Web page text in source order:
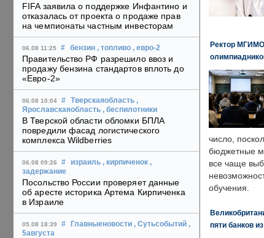
FIFA заявила о поддержке Инфантино и
отказалась от проекта о продаже прав
на чемпионаты частным инвесторам
06.08 11:25 # бензин , топливо , евро-2
Правительство РФ разрешило ввоз и
продажу бензина стандартов вплоть до
«Евро-2»
06.08 10:04 # Тверскаяобласть ,
Ярославскаяобласть , беспилотники
В Тверской области обломки БПЛА
повредили фасад логистического
комплекса Wildberries
06.08 09:26 # израиль , кирпиченок ,
задержание
Посольство России проверяет данные
об аресте историка Артема Кирпиченка
в Израиле
05.08 18:39 # Главныеновости , Сутьсобытий ,
5августа
Ректор
число,
бюджетные
все чаще
обучения.
пяти банков